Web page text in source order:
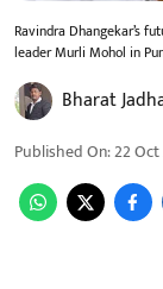
Ravindra Dhangekar’s
leader Murli Mohol in
Bharat
Published On:22